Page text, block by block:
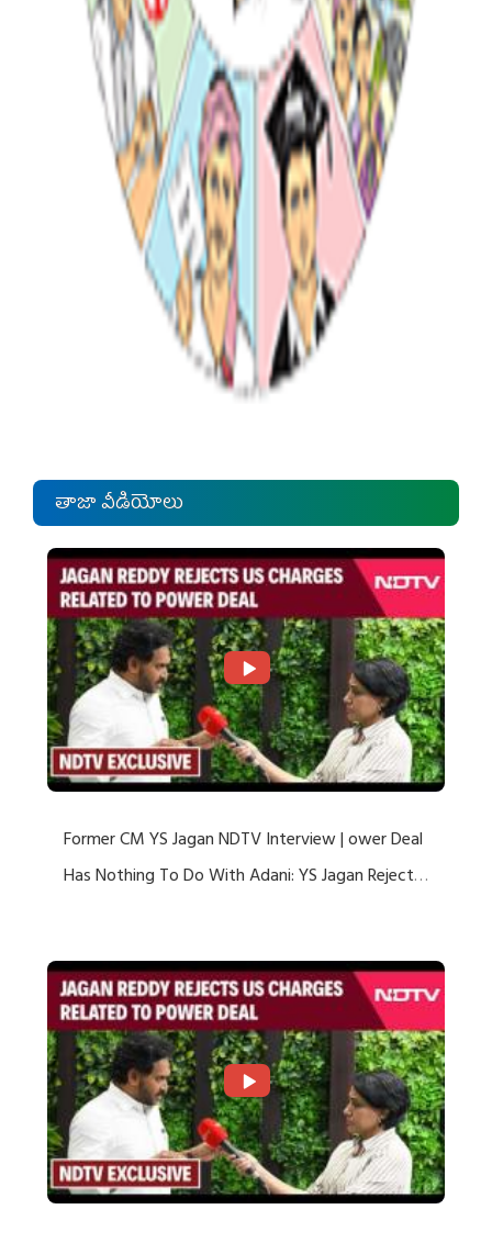
తాజా వీడియోలు
Former CM YS Jagan NDTV Interview | ower Deal
Has Nothing To Do With Adani: YS Jagan Rejects